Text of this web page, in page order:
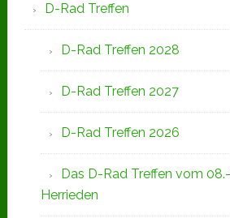
D-Rad Treffen
D-Rad Treffen 2028
D-Rad Treffen 2027
D-Rad Treffen 2026
Das D-Rad Treffen vom
Herrieden